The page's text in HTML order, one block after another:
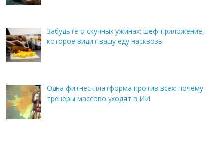
Забудьте о скучных ужинах: шеф-приложение,
которое видит вашу еду насквозь
Одна фитнес-платформа против всех: почему
тренеры массово уходят в ИИ